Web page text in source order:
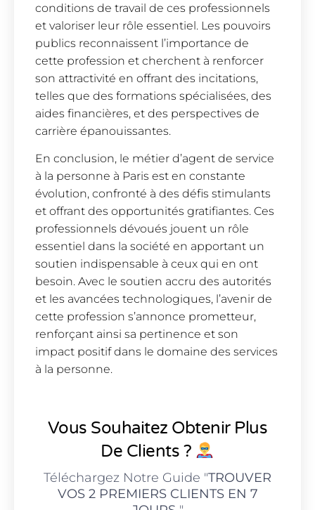
conditions de travail de ces professionnels
et valoriser leur rôle essentiel. Les pouvoirs
publics reconnaissent l’importance de
cette profession et cherchent à renforcer
son attractivité en offrant des incitations,
telles que des formations spécialisées, des
aides financières, et des perspectives de
carrière épanouissantes.
En conclusion, le métier d’agent de service
à la personne à Paris est en constante
évolution, confronté à des défis stimulants
et offrant des opportunités gratifiantes. Ces
professionnels dévoués jouent un rôle
essentiel dans la société en apportant un
soutien indispensable à ceux qui en ont
besoin. Avec le soutien accru des autorités
et les avancées technologiques, l’avenir de
cette profession s’annonce prometteur,
renforçant ainsi sa pertinence et son
impact positif dans le domaine des services
à la personne.
Vous Souhaitez Obtenir Plus
De Clients ?
Téléchargez Notre Guide "TROUVER
VOS 2 PREMIERS CLIENTS EN 7